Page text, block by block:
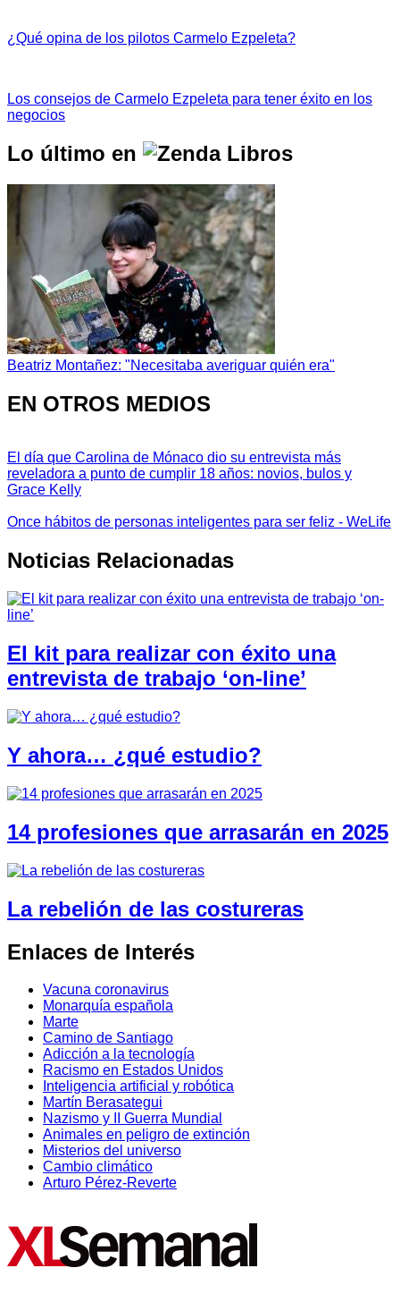
¿Qué opina de los pilotos Carmelo Ezpeleta?
Los consejos de Carmelo Ezpeleta para tener éxito en los
negocios
Lo último en
Beatriz Montañez: "Necesitaba averiguar quién era"
EN OTROS MEDIOS
El día que Carolina de Mónaco dio su entrevista más
reveladora a punto de cumplir 18 años: novios, bulos y
Grace Kelly
Once hábitos de personas inteligentes para ser feliz - WeLife
Noticias Relacionadas
El kit para realizar con éxito una
entrevista de trabajo ‘on-line’
Y ahora… ¿qué estudio?
14 profesiones que arrasarán en 2025
La rebelión de las costureras
Enlaces de Interés
Vacuna coronavirus
Monarquía española
Marte
Camino de Santiago
Adicción a la tecnología
Racismo en Estados Unidos
Inteligencia artificial y robótica
Martín Berasategui
Nazismo y II Guerra Mundial
Animales en peligro de extinción
Misterios del universo
Cambio climático
Arturo Pérez-Reverte